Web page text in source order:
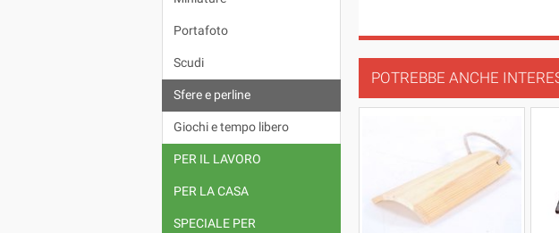
Portafoto
Scudi
Sfere e perline
Giochi e tempo libero
PER IL LAVORO
PER LA CASA
SPECIALE PER
POTREBBE ANCHE